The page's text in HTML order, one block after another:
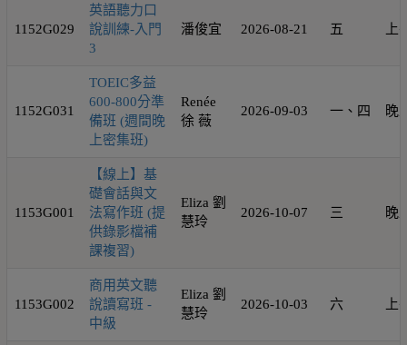
1152G029
英語聽力口
說訓練-入門
3
潘俊宜 2026-08-21 五 上
1152G031
TOEIC多益
600-800分準
備班 (週間晚
上密集班)
Renée
徐 薇
2026-09-03 一、四 晚
1153G001
【線上】基
礎會話與文
法寫作班 (提
供錄影檔補
課複習)
Eliza 劉
慧玲
2026-10-07 三 晚
1153G002
商用英文聽
說讀寫班 -
中級
Eliza 劉
慧玲
2026-10-03 六 上